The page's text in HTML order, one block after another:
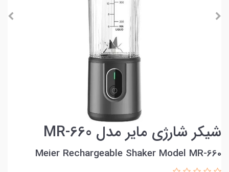
شیکر شارژی مایر مدل MR-660
Meier Rechargeable Shaker Model MR-660